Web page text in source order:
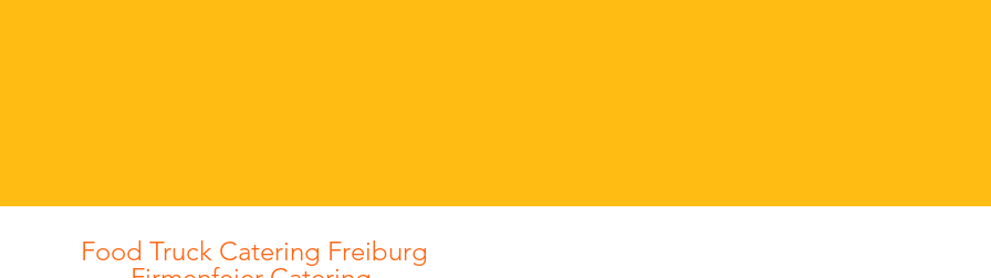
Food Truck Catering Freiburg